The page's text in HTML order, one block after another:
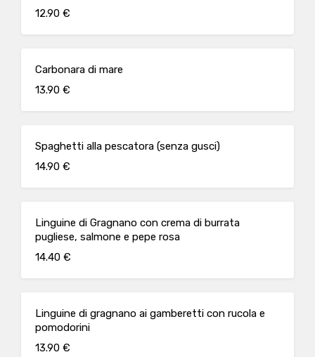
12.90 €
Carbonara di mare
13.90 €
Spaghetti alla pescatora (senza gusci)
14.90 €
Linguine di Gragnano con crema di burrata
pugliese, salmone e pepe rosa
14.40 €
Linguine di gragnano ai gamberetti con rucola e
pomodorini
13.90 €